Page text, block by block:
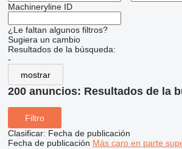
Machineryline ID
¿Le faltan algunos filtros?
Sugiera un cambio
Resultados de la búsqueda:
-
mostrar
200 anuncios: Resultados de la
Filtro
Clasificar: Fecha de publicación
Fecha de publicación Más caro en parte